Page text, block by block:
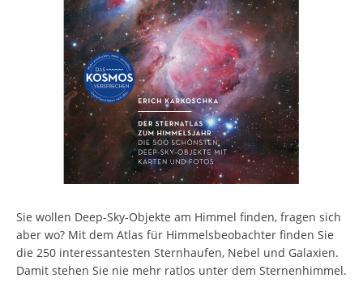
Sie wollen Deep-Sky-Objekte am Himmel finden, fragen sich
aber wo? Mit dem Atlas für Himmelsbeobachter finden Sie
die 250 interessantesten Sternhaufen, Nebel und Galaxien.
Damit stehen Sie nie mehr ratlos unter dem Sternenhimmel.